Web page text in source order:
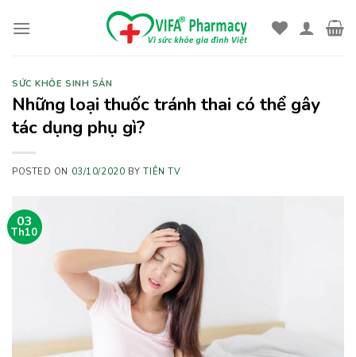
SỨC KHỎE SINH SẢN
Những loại thuốc tránh thai có thể gây
tác dụng phụ gì?
POSTED ON 03/10/2020 BYTIÊN TV
03
Th10